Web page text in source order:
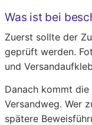
Was ist bei
Zuerst sollte der
geprüft werden.
und
Danach kommt
Versandweg. Wer
spätere